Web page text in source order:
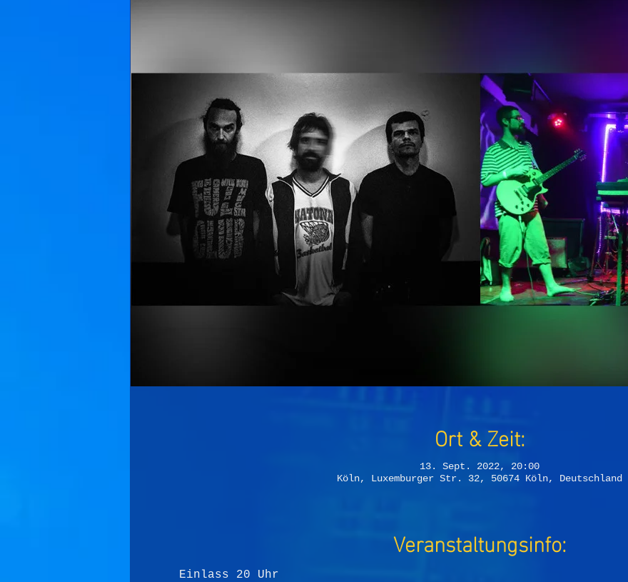
Ort & Zeit:
13. Sept. 2022, 20:00
Köln, Luxemburger Str. 32, 50674 Köln, Deutschland
Veranstaltungsinfo:
Einlass 20 Uhr